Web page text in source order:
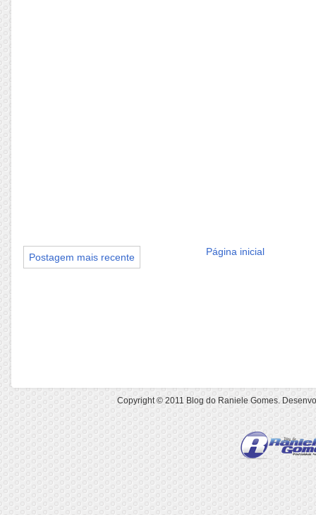
Postagem mais recente Página inicial
Copyright © 2011Blog do Raniele Gomes.